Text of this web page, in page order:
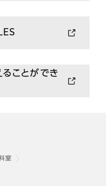
ることができ
室